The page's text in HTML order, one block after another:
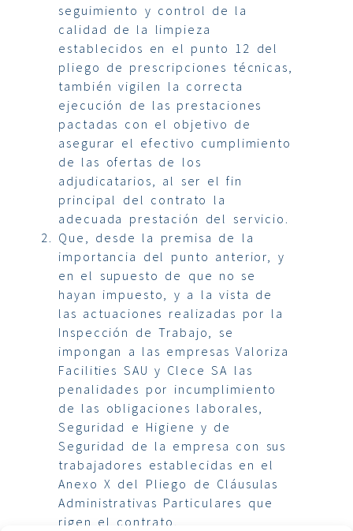
seguimiento y control de la
calidad de la limpieza
establecidos en el punto 12 del
pliego de prescripciones técnicas,
también vigilen la correcta
ejecución de las prestaciones
pactadas con el objetivo de
asegurar el efectivo cumplimiento
de las ofertas de los
adjudicatarios, al ser el fin
principal del contrato la
adecuada prestación del servicio.
Que, desde la premisa de la
importancia del punto anterior, y
en el supuesto de que no se
hayan impuesto, y a la vista de
las actuaciones realizadas por la
Inspección de Trabajo, se
impongan a las empresas Valoriza
Facilities SAU y Clece SA las
penalidades por incumplimiento
de las obligaciones laborales,
Seguridad e Higiene y de
Seguridad de la empresa con sus
trabajadores establecidas en el
Anexo X del Pliego de Cláusulas
Administrativas Particulares que
rigen el contrato.